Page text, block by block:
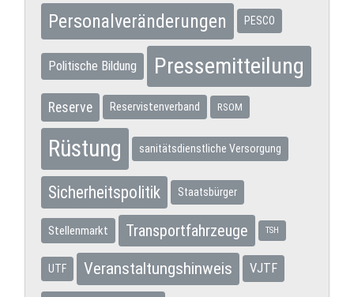
Personalveränderungen PESCO
Politische Bildung Pressemitteilung
Reserve Reservistenverband RSOM
Rüstung sanitätsdienstliche Versorgung
Sicherheitspolitik Staatsbürger
Stellenmarkt Transportfahrzeuge TSH
UTF Veranstaltungshinweis VJTF